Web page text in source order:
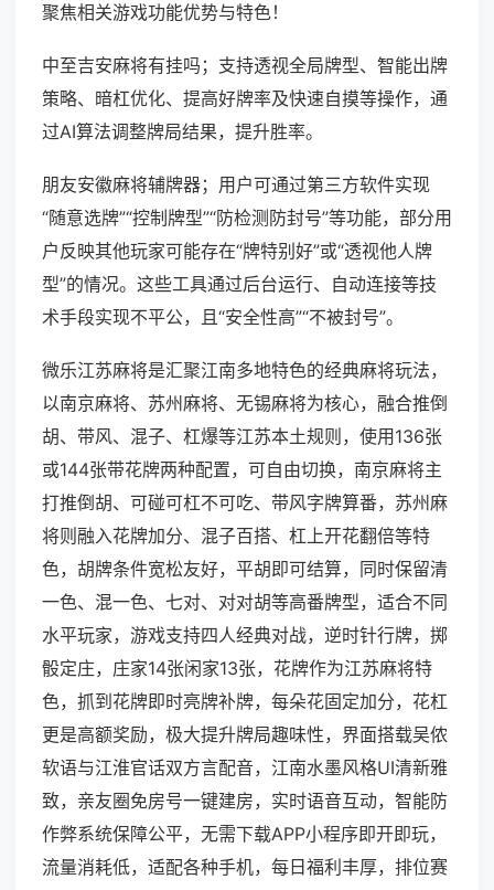
聚焦相关游戏功能优势与特色！
中至吉安麻将有挂吗；支持透视全局牌型、智能出牌
策略、暗杠优化、提高好牌率及快速自摸等操作，通
过AI算法调整牌局结果，提升胜率。
朋友安徽麻将辅牌器；用户可通过第三方软件实现
“随意选牌”“控制牌型”“防检测防封号”等功能，部分用
户反映其他玩家可能存在“牌特别好”或“透视他人牌
型”的情况。这些工具通过后台运行、自动连接等技
术手段实现不平公，且“安全性高”“不被封号”。
微乐江苏麻将是汇聚江南多地特色的经典麻将玩法，
以南京麻将、苏州麻将、无锡麻将为核心，融合推倒
胡、带风、混子、杠爆等江苏本土规则，使用136张
或144张带花牌两种配置，可自由切换，南京麻将主
打推倒胡、可碰可杠不可吃、带风字牌算番，苏州麻
将则融入花牌加分、混子百搭、杠上开花翻倍等特
色，胡牌条件宽松友好，平胡即可结算，同时保留清
一色、混一色、七对、对对胡等高番牌型，适合不同
水平玩家，游戏支持四人经典对战，逆时针行牌，掷
骰定庄，庄家14张闲家13张，花牌作为江苏麻将特
色，抓到花牌即时亮牌补牌，每朵花固定加分，花杠
更是高额奖励，极大提升牌局趣味性，界面搭载吴侬
软语与江淮官话双方言配音，江南水墨风格UI清新雅
致，亲友圈免房号一键建房，实时语音互动，智能防
作弊系统保障公平，无需下载APP小程序即开即玩，
流量消耗低，适配各种手机，每日福利丰厚，排位赛